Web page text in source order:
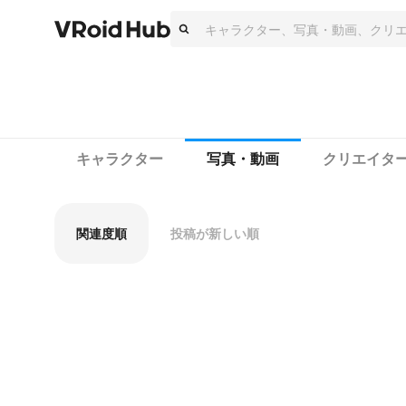
キャラクター 写真・動画 クリエイタ
関連度順 投稿が新しい順